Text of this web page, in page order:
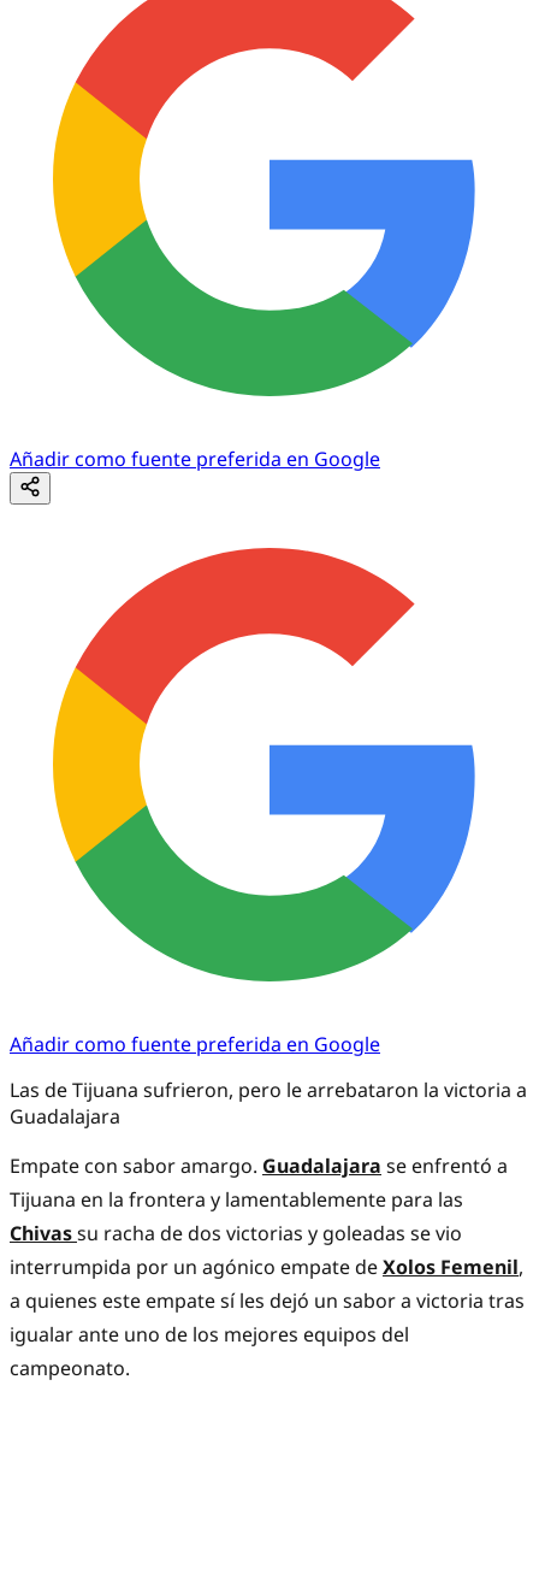
Añadir como fuente preferida en Google
Añadir como fuente preferida en Google
Las de Tijuana sufrieron, pero le arrebataron la victoria a
Guadalajara
Empate con sabor amargo. Guadalajara se enfrentó a
Tijuana en la frontera y lamentablemente para las
Chivassu racha de dos victorias y goleadas se vio
interrumpida por un agónico empate deXolos Femenil,
a quienes este empate sí les dejó un sabor a victoria tras
igualar ante uno de los mejores equipos del
campeonato.